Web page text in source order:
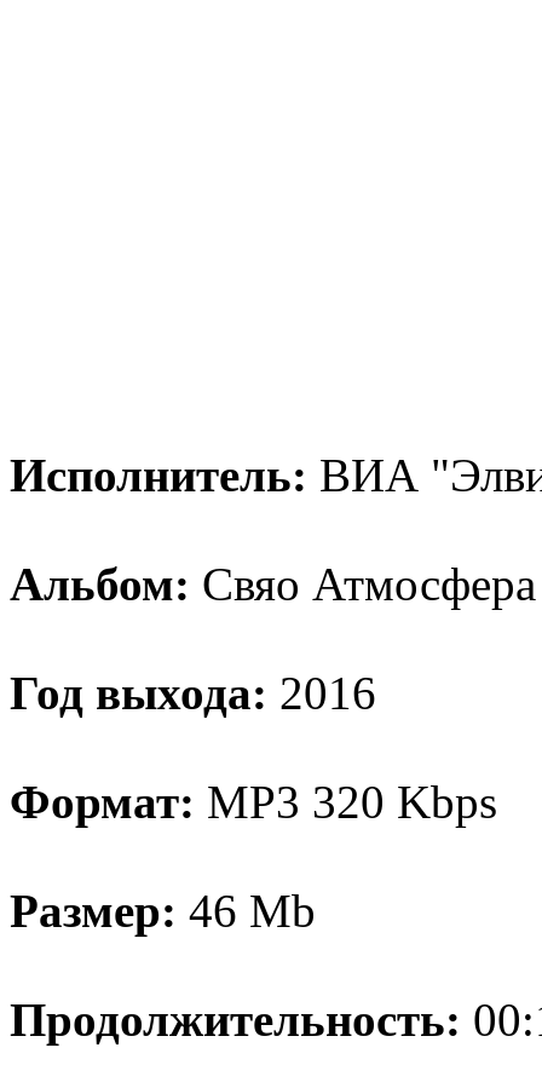
Исполнитель: ВИА
Альбом: Свяо Атмосфера
Год выхода: 2016
Формат: MP3 320 Kbps
Размер: 46 Mb
Продолжительность: